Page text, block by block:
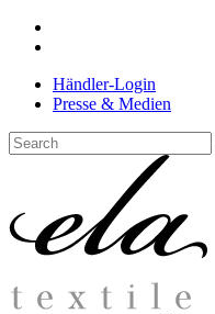
Skip
contentHändler-Login
Presse & Medien